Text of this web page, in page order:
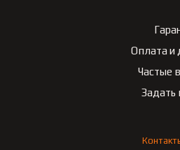
Оплата и
Частые
Задать